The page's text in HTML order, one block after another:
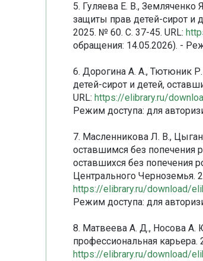
5. Гуляева Е. В.,
защиты прав детей-сирот и
2025. № 60. С. 37-45. URL:
обращения: 14.05.2026). -
6. Дорогина А. А., Тютюник
детей-сирот и детей,
URL: https://elibrary.ru/
Режим доступа: для
7. Масленникова Л. В.,
оставшимся без попечения
оставшихся без попечения
Центрального Черноземья.
https://elibrary.ru/download/
Режим доступа: для
8. Матвеева А. Д., Носова
профессиональная карьера.
https://elibrary.ru/download/